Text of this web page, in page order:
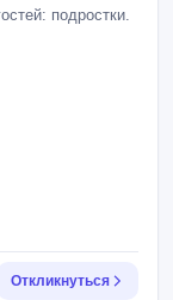
подростки.
Откликнуться